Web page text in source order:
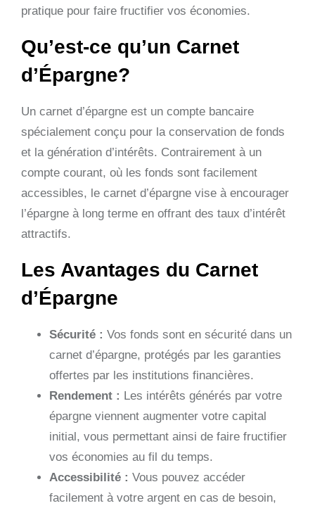
pratique pour faire fructifier vos économies.
Qu’est-ce qu’un Carnet
d’Épargne?
Un carnet d’épargne est un compte bancaire
spécialement conçu pour la conservation de fonds
et la génération d’intérêts. Contrairement à un
compte courant, où les fonds sont facilement
accessibles, le carnet d’épargne vise à encourager
l’épargne à long terme en offrant des taux d’intérêt
attractifs.
Les Avantages du Carnet
d’Épargne
Sécurité : Vos fonds sont en sécurité dans un
carnet d’épargne, protégés par les garanties
offertes par les institutions financières.
Rendement : Les intérêts générés par votre
épargne viennent augmenter votre capital
initial, vous permettant ainsi de faire fructifier
vos économies au fil du temps.
Accessibilité : Vous pouvez accéder
facilement à votre argent en cas de besoin,